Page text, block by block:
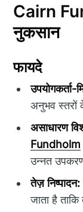
Cairn
नुकसान
फायदे
उपयोगकर्ता-
अनुभव स्तरों
असाधारण
Fundholm
उन्नत
तेज़ निष्पादन:
जाता है